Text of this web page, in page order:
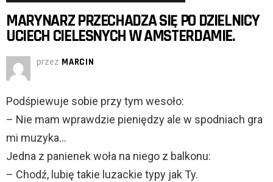
MARYNARZ PRZECHADZA SIĘ PO DZIELNICY
UCIECH CIELESNYCH W AMSTERDAMIE.
przez MARCIN
Podśpiewuje sobie przy tym wesoło:
– Nie mam wprawdzie pieniędzy ale w spodniach gra
mi muzyka…
Jedna z panienek woła na niego z balkonu:
– Chodź, lubię takie luzackie typy jak Ty.